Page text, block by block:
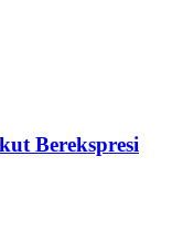
Berekspresi